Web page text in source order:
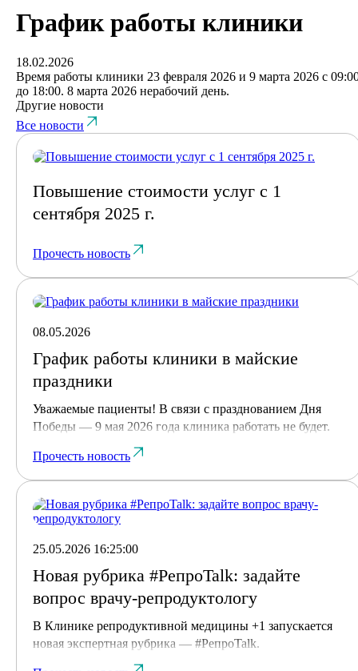
График работы клиники
18.02.2026
Время работы клиники 23 февраля 2026 и 9 марта 2026 с
до 18:00. 8 марта 2026 нерабочий день.
Другие новости
Все новости
Повышение стоимости услуг с 1
сентября 2025 г.
Прочесть новость
08.05.2026
График работы клиники в майские
праздники
Уважаемые пациенты! В связи с празднованием Дня
Победы — 9 мая 2026 года клиника работать не будет.
Прочесть новость
25.05.2026 16:25:00
Новая рубрика #РепроTalk: задайте
вопрос врачу-репродуктологу
В Клинике репродуктивной медицины +1 запускается
новая экспертная рубрика — #РепроTalk.